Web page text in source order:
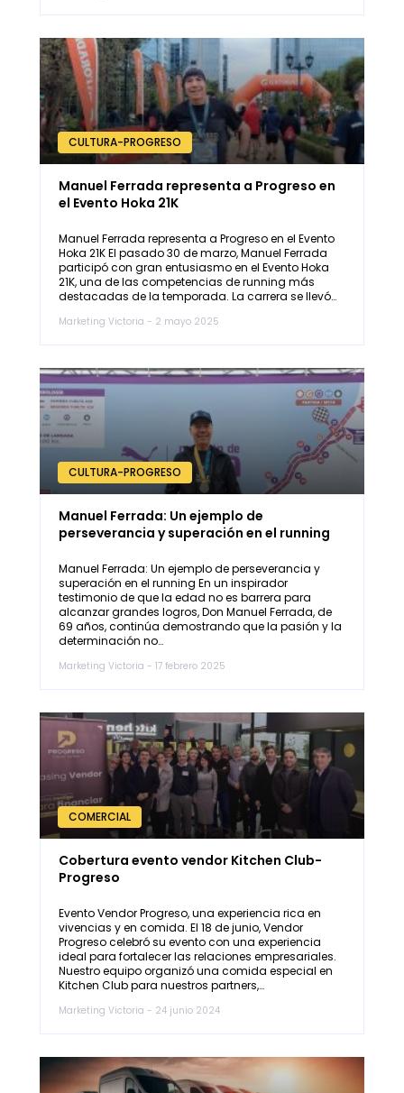
CULTURA-PROGRESO
Manuel Ferrada representa a Progreso en
el Evento Hoka 21K
Manuel Ferrada representa a Progreso en el Evento
Hoka 21K El pasado 30 de marzo, Manuel Ferrada
participó con gran entusiasmo en el Evento Hoka
21K, una de las competencias de running más
destacadas de la temporada. La carrera se llevó…
Marketing Victoria - 2 mayo 2025
CULTURA-PROGRESO
Manuel Ferrada: Un ejemplo de
perseverancia y superación en el running
Manuel Ferrada: Un ejemplo de perseverancia y
superación en el running En un inspirador
testimonio de que la edad no es barrera para
alcanzar grandes logros, Don Manuel Ferrada, de
69 años, continúa demostrando que la pasión y la
determinación no…
Marketing Victoria - 17 febrero 2025
COMERCIAL
Cobertura evento vendor Kitchen Club-
Progreso
Evento Vendor Progreso, una experiencia rica en
vivencias y en comida. El 18 de junio, Vendor
Progreso celebró su evento con una experiencia
ideal para fortalecer las relaciones empresariales.
Nuestro equipo organizó una comida especial en
Kitchen Club para nuestros partners,…
Marketing Victoria - 24 junio 2024